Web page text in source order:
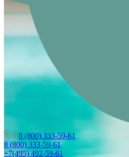
8 (800) 333-59-61
8 (800) 333-59-61
+7(495) 492-59-61